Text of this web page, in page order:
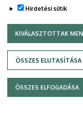
Taleb Mayar
Debreceni Egyetem
mechatronika
mesterképzést
Kutatási területei:
Kis Károly Árpád
Hirdetési sütik
KIVÁLASZTOTTAK
ÖSSZES ELUTASÍTÁSA
WITHDRAW CONSENT
ÖSSZES ELFOGADÁSA